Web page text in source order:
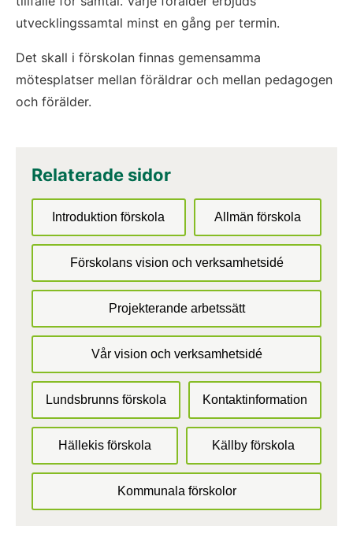
utvecklingssamtal minst en gång per termin.
Det skall i förskolan finnas gemensamma
mötesplatser mellan föräldrar och mellan pedagogen
och förälder.
Relaterade sidor
Introduktion förskola Allmän förskola
Förskolans vision och verksamhetsidé
Projekterande arbetssätt
Vår vision och verksamhetsidé
Lundsbrunns förskola Kontaktinformation
Hällekis förskola Källby förskola
Kommunala förskolor